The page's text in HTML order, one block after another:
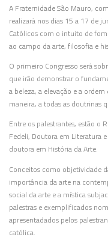
A Fraternidade São Mauro,
realizará nos dias 15 a 17 de
Católicos com o intuito de
ao campo da arte, filosofia e
O primeiro Congresso será
que irão demonstrar o
a beleza, a elevação e a
maneira, a todas as doutrinas
Entre os palestrantes, estão o
Fedeli, Doutora em Literatura
doutora em História da Arte.
Conceitos como objetividade
importância da arte na
social da arte e a mística
palestras e exemplificados
apresentadados pelos
católica.